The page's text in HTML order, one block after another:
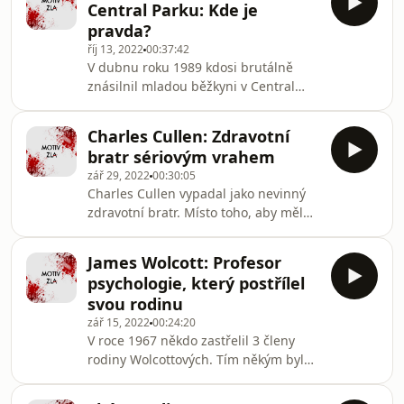
brutálně zavraždil, zrovna když se
chystala na lekci cvičení. Útočníka
zamaskovaného v taktické výstroji sice
zachytily kamery, ale k jeho dopadení
to nevedlo. Kdo je tajemným vrahem?
Mohla za smrtí Missy stát jiná
Central Parku: Kde je
pravda?
říj 13, 202200:37:42
V dubnu roku 1989 kdosi brutálně
znásilnil mladou běžkyni v Central
kteří si vysloužili přezdívku "Central
Park Five". Kauza rozpoutala rasové
nepokoje po celém New Yorku. Ale
udělali to opravdu chlapci, nebo to
byla práce někoho jiného? To se
dozvíte v Motivu zla.&nbsp;
Charles Cullen: Zdravotní
bratr sériovým vrahem
zář 29, 202200:30:05
Charles Cullen vypadal jako nevinný
zdravotní bratr. Místo toho, aby měl
dlouhých 16 let. Za tu dobu mohl
zavraždit až stovky lidí, což by z něj
dělalo možná toho nejhoršího
sériového vraha na světě. Jak je to
možné? To se dozvíte v podcastu
Motiv zla.
James Wolcott: Profesor
psychologie, který postřílel
svou rodinu
zář 15, 202200:24:20
V roce 1967 někdo zastřelil 3 členy
rodiny Wolcottových. Tím někým byl